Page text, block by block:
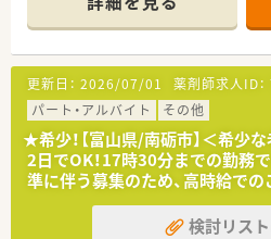
得できる環境です。
■薬剤師は常時3名から4名の複
局時間なので、安心して業務に
確保できます。
【募集背景と求める人物像について
■欠員補充を目的とした募集で
ポートへの意識が高い方を積極
■年齢は20代から50代半ばまで
者も随時相談でき、マイカー通
■地域に密着し、患者さま一人
指導を実践したいという意欲の
更新日： 2026/07/01 薬剤師求人ID：
パート・アルバイト
その他
★希少！【富山県/南砺市】＜希少
2日でOK！17時30分までの勤務
準に伴う募集のため、高時給での
検討リス